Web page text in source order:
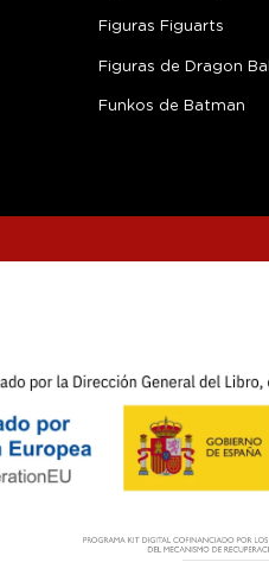
Figuras Figuarts
Figuras de Dragon Ball
Funkos de Batman